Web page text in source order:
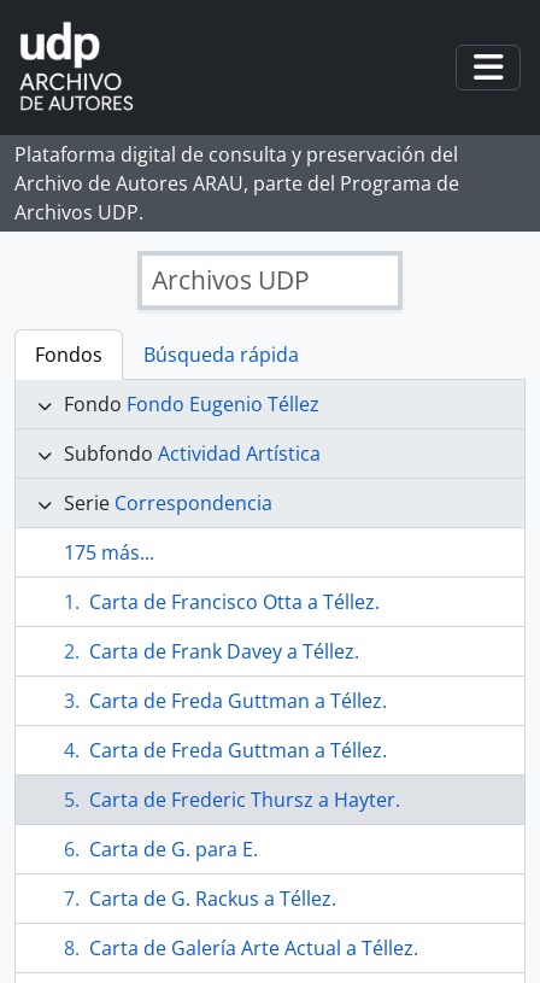
Skip to main content
Plataforma digital de consulta y preservación del
Archivo de Autores ARAU, parte del Programa de
Archivos UDP.
Archivos UDP
Fondos
Búsqueda rápida
Fondo Fondo Eugenio Téllez
Subfondo Actividad Artística
Serie Correspondencia
175 más...
Carta de Francisco Otta a Téllez.
Carta de Frank Davey a Téllez.
Carta de Freda Guttman a Téllez.
Carta de Freda Guttman a Téllez.
Carta de Frederic Thursz a Hayter.
Carta de G. para E.
Carta de G. Rackus a Téllez.
Carta de Galería Arte Actual a Téllez.